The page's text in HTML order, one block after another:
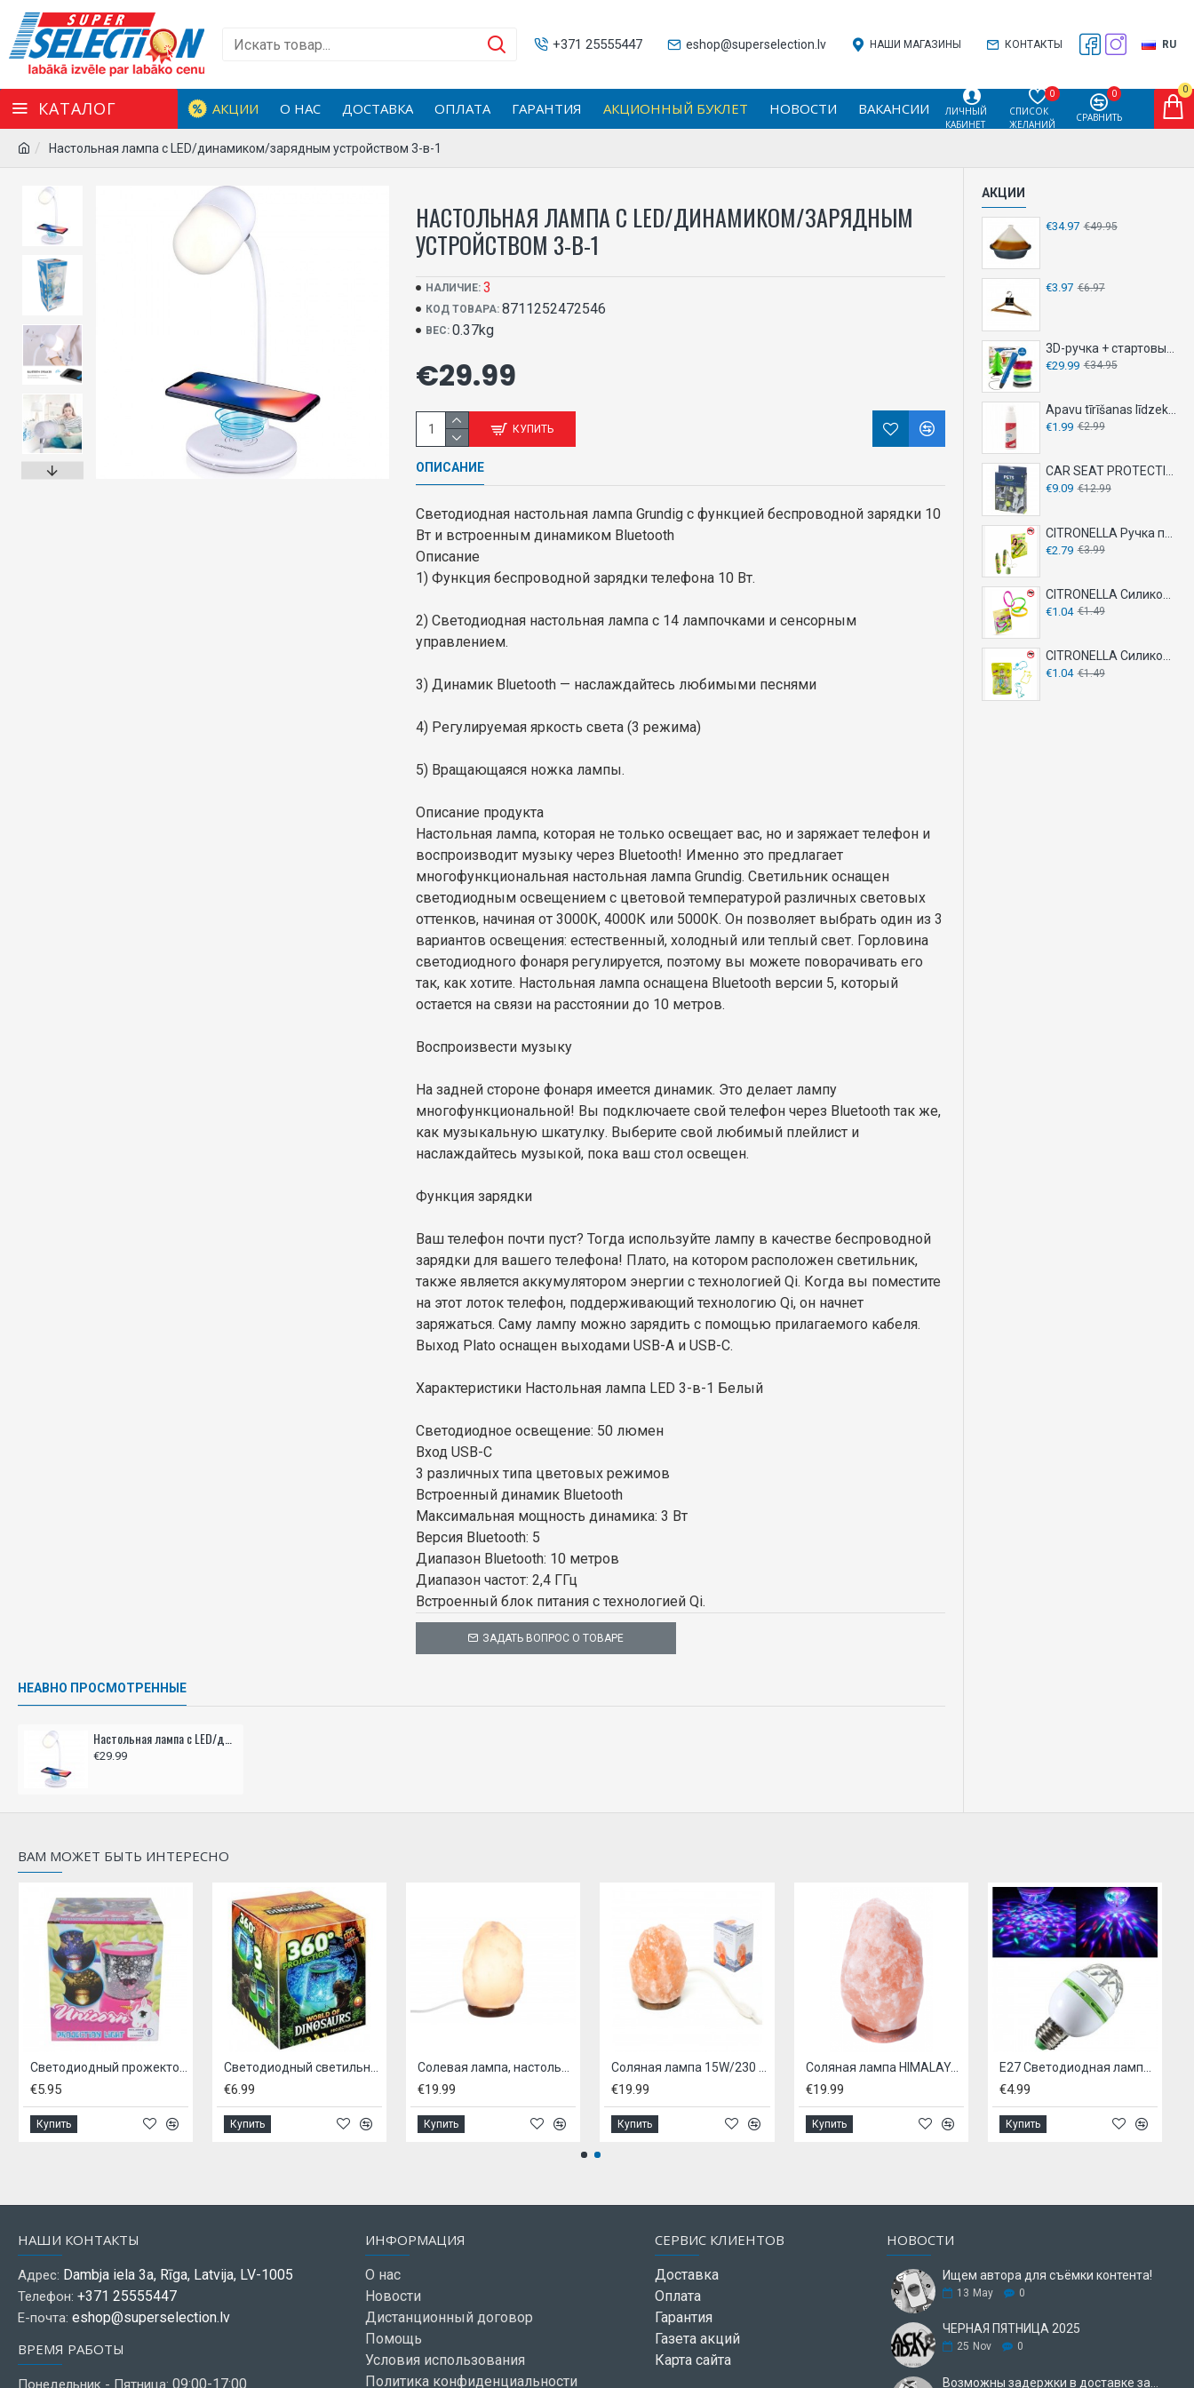
RU
+371 25555447 eshop@superselection.lv НАШИ МАГАЗИНЫ КОНТАКТЫ
КАТАЛОГ АКЦИИ О НАС ДОСТАВКА ОПЛАТА ГАРАНТИЯ АКЦИОННЫЙ БУКЛЕТ НОВОСТИ ВАКАНСИИ
ЛИЧНЫЙ
КАБИНЕТ
СПИСОК
ЖЕЛАНИЙ
0
СРАВНИТЬ
0 0
Настольная лампа с LED/динамиком/зарядным устройством 3-в-1
НАСТОЛЬНАЯ ЛАМПА С LED/ДИНАМИКОМ/ЗАРЯДНЫМ
УСТРОЙСТВОМ 3-В-1
НАЛИЧИЕ: 3
КОД ТОВАРА: 8711252472546
ВЕС: 0.37kg
€29.99
КУПИТЬ
ЗАДАТЬ ВОПРОС О ТОВАРЕ
ОПИСАНИЕ
Светодиодная настольная лампа Grundig с функцией беспроводной зарядки 10
Вт и встроенным динамиком Bluetooth
Описание
1) Функция беспроводной зарядки телефона 10 Вт.
2) Светодиодная настольная лампа с 14 лампочками и сенсорным
управлением.
3) Динамик Bluetooth — наслаждайтесь любимыми песнями
4) Регулируемая яркость света (3 режима)
5) Вращающаяся ножка лампы.
Описание продукта
Настольная лампа, которая не только освещает вас, но и заряжает телефон и
воспроизводит музыку через Bluetooth! Именно это предлагает
многофункциональная настольная лампа Grundig. Светильник оснащен
светодиодным освещением с цветовой температурой различных световых
оттенков, начиная от 3000К, 4000К или 5000К. Он позволяет выбрать один из 3
вариантов освещения: естественный, холодный или теплый свет. Горловина
светодиодного фонаря регулируется, поэтому вы можете поворачивать его
так, как хотите. Настольная лампа оснащена Bluetooth версии 5, который
остается на связи на расстоянии до 10 метров.
Воспроизвести музыку
На задней стороне фонаря имеется динамик. Это делает лампу
многофункциональной! Вы подключаете свой телефон через Bluetooth так же,
как музыкальную шкатулку. Выберите свой любимый плейлист и
наслаждайтесь музыкой, пока ваш стол освещен.
Функция зарядки
Ваш телефон почти пуст? Тогда используйте лампу в качестве беспроводной
зарядки для вашего телефона! Плато, на котором расположен светильник,
также является аккумулятором энергии с технологией Qi. Когда вы поместите
на этот лоток телефон, поддерживающий технологию Qi, он начнет
заряжаться. Саму лампу можно зарядить с помощью прилагаемого кабеля.
Выход Plato оснащен выходами USB-A и USB-C.
Характеристики Настольная лампа LED 3-в-1 Белый
Светодиодное освещение: 50 люмен
Вход USB-C
3 различных типа цветовых режимов
Встроенный динамик Bluetooth
Максимальная мощность динамика: 3 Вт
Версия Bluetooth: 5
Диапазон Bluetooth: 10 метров
Диапазон частот: 2,4 ГГц
Встроенный блок питания с технологией Qi.
НЕАВНО ПРОСМОТРЕННЫЕ
€29.99
АКЦИИ
€34.97 €49.95
€3.97 €6.97
€29.99 €34.95
Apavu tīrīšanas līdzeklis 150ml
€1.99 €2.99
CAR SEAT PROTECTION COVER
€9.09 €12.99
€2.79 €3.99
€1.04 €1.49
€1.04 €1.49
ВАМ МОЖЕТ БЫТЬ ИНТЕРЕСНО
Светодиодный прожектор - Единорог Светодиодный светильник-прожектор - Динозавр
Купить
Солевая лампа, настольная 18 cm
Купить
Соляная лампа 15W/230 E14
Купить
Соляная лампа HIMALAYA 1-2КГ
Купить
E27 Светодиодная лампа для дискотек
Купить
Лампа
Купить
НАШИ КОНТАКТЫ
Адрес: Dambja iela 3a, Rīga, Latvija, LV-1005
Телефон: +371 25555447
Е-почта: eshop@superselection.lv
ВРЕМЯ РАБОТЫ
Понедельник - Пятница: 09:00-17:00
ИНФОРМАЦИЯ
О нас
Новости
Дистанционный договор
Помощь
Условия использования
Политика конфиденциальности
СЕРВИС КЛИЕНТОВ
Доставка
Оплата
Гарантия
Газета акций
Карта сайта
НОВОСТИ
Ищем автора для съёмки контента!
13 May 0
ЧЕРНАЯ ПЯТНИЦА 2025
25 Nov 0